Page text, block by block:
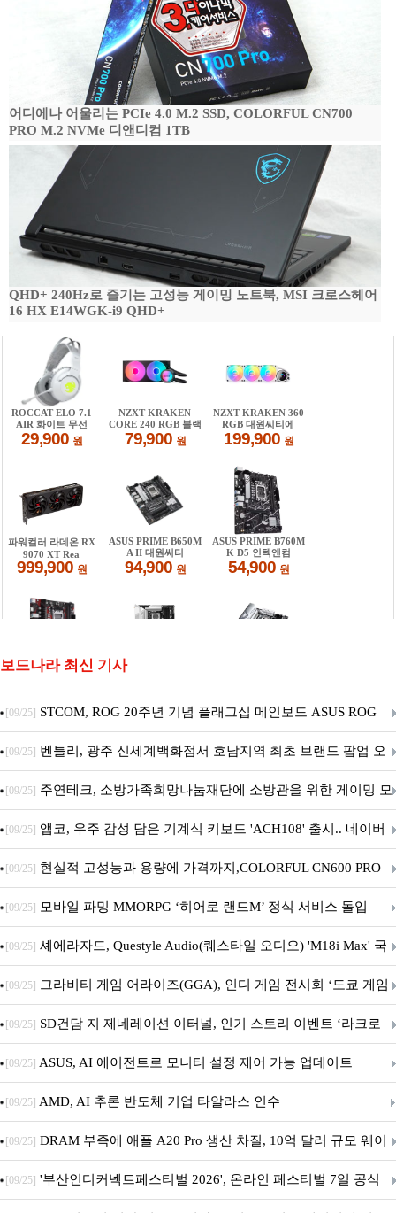
어디에나 어울리는 PCIe 4.0 M.2 SSD, COLORFUL CN700
PRO M.2 NVMe 디앤디컴 1TB
QHD+ 240Hz로 즐기는 고성능 게이밍 노트북, MSI 크로스헤어
16 HX E14WGK-i9 QHD+
보드나라 최신 기사
[09/25] STCOM, ROG 20주년 기념 플래그십 메인보드 ASUS ROG
Crosshair X870E EDITION 20 국내 출시 예정
[09/25] 벤틀리, 광주 신세계백화점서 호남지역 최초 브랜드 팝업 오
픈
[09/25] 주연테크, 소방가족희망나눔재단에 소방관을 위한 게이밍 모
니터·스마트 펫 침대 기부
[09/25] 앱코, 우주 감성 담은 기계식 키보드 'ACH108' 출시.. 네이버
브랜드데이 기획전 진행
[09/25] 현실적 고성능과 용량에 가격까지,COLORFUL CN600 PRO
M.2 NVMe 디앤디컴 1TB
[09/25] 모바일 파밍 MMORPG ‘히어로 랜드M’ 정식 서비스 돌입
[09/25] 셰에라자드, Questyle Audio(퀘스타일 오디오) 'M18i Max' 국
내 정식 출시
[09/25] 그라비티 게임 어라이즈(GGA), 인디 게임 전시회 ‘도쿄 게임
던전 13’ 참가!
[09/25] SD건담 지 제네레이션 이터널, 인기 스토리 이벤트 ‘라크로
아의 용사’ 재개최 및 풍성한 기념 이벤트 실시!
[09/25] ASUS, AI 에이전트로 모니터 설정 제어 가능 업데이트
[09/25] AMD, AI 추론 반도체 기업 타알라스 인수
[09/25] DRAM 부족에 애플 A20 Pro 생산 차질, 10억 달러 규모 웨이
퍼 대기
[09/25] '부산인디커넥트페스티벌 2026', 온라인 페스티벌 7일 공식